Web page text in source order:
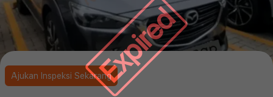
Expired
Ajukan Inspeksi Sekarang